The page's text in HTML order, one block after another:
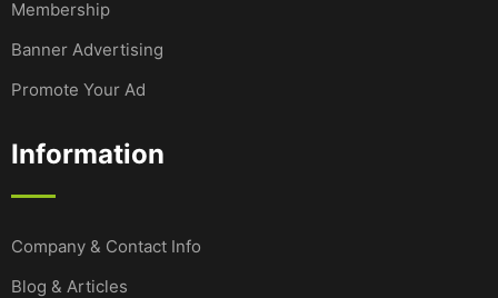
Membership
Banner Advertising
Promote Your Ad
Information
Company & Contact Info
Blog & Articles